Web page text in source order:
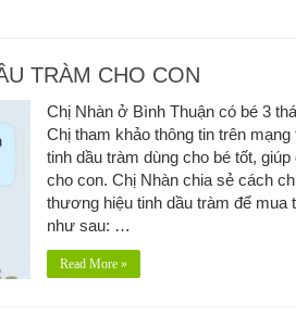
TRÀM CHO CON
Chị Nhàn ở Bình Thuận có bé 3
Chị tham khảo thông tin trên mạng
tinh dầu tràm dùng cho bé tốt, giúp
cho con. Chị Nhàn chia sẻ cách
thương hiệu tinh dầu tràm để mua
như sau: …
Read More »